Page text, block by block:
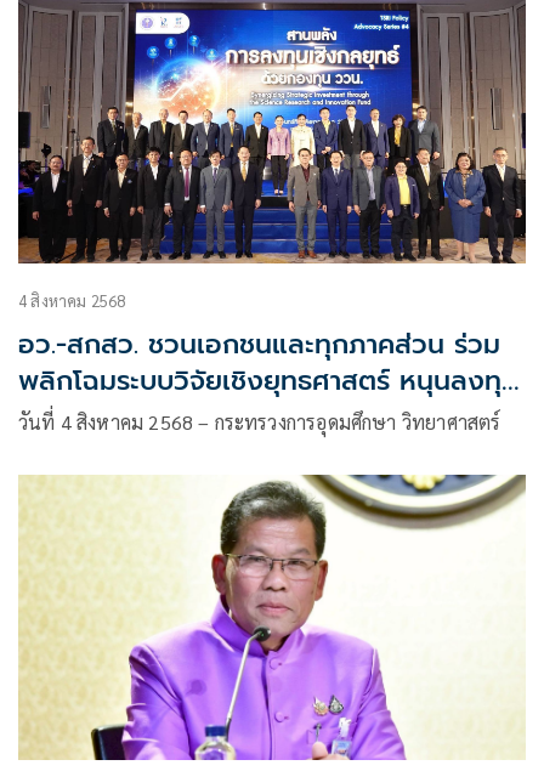
4 สิงหาคม 2568
อว.-สกสว. ชวนเอกชนและทุกภาคส่วน ร่วม
พลิกโฉมระบบวิจัยเชิงยุทธศาสตร์ หนุนลงทุน
เพื่ออนาคต
วันที่ 4 สิงหาคม 2568 – กระทรวงการอุดมศึกษา วิทยาศาสตร์